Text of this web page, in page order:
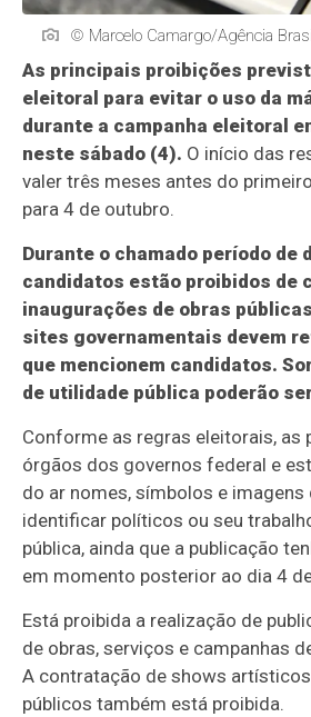
© Marcelo Camargo/Agência
As principais proibições
eleitoral para evitar o uso da
durante a campanha eleitoral
neste sábado (4). O início das
valer três meses antes do
para 4 de outubro.
Durante o chamado período de
candidatos estão proibidos de
inaugurações de obras
sites governamentais devem
que mencionem candidatos.
de utilidade pública poderão
Conforme as regras eleitorais, as
órgãos dos governos federal e
do ar nomes, símbolos e imagens
identificar políticos ou seu
pública, ainda que a publicação
em momento posterior ao dia 4
Está proibida a realização de
de obras, serviços e campanhas
A contratação de shows
públicos também está proibida.